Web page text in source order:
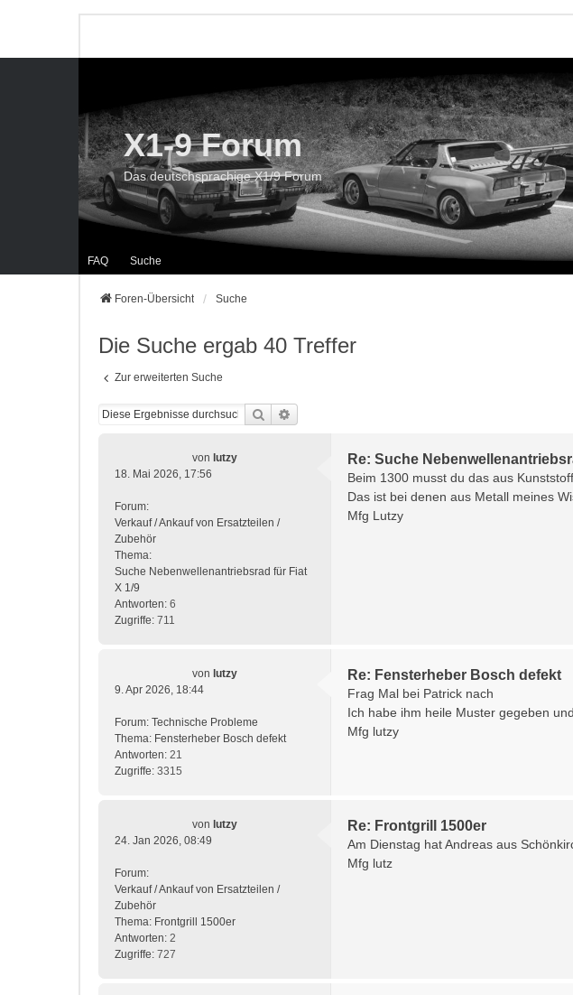
FAQ Suche
X1-9 Forum
Das deutschsprachige X1/9 Forum
Foren-Übersicht Suche
Die Suche ergab 40 Treffer
Zur erweiterten Suche
Suche
von lutzy
18. Mai 2026, 17:56
Forum:
Verkauf / Ankauf von Ersatzteilen /
Zubehör
Thema:
Suche Nebenwellenantriebsrad für Fiat
X 1/9
Antworten: 6
Zugriffe: 711
Re: Suche
Beim 1300 musst du das aus
Das ist bei denen aus Metall meines
Mfg Lutzy
von lutzy
9. Apr 2026, 18:44
Forum: Technische Probleme
Thema: Fensterheber Bosch defekt
Antworten: 21
Zugriffe: 3315
Re: Fensterheber Bosch defekt
Frag Mal bei Patrick nach
Ich habe ihm heile Muster gegeben
Mfg lutzy
von lutzy
24. Jan 2026, 08:49
Forum:
Verkauf / Ankauf von Ersatzteilen /
Zubehör
Thema: Frontgrill 1500er
Antworten: 2
Zugriffe: 727
Re: Frontgrill 1500er
Am Dienstag hat Andreas aus
Mfg lutz